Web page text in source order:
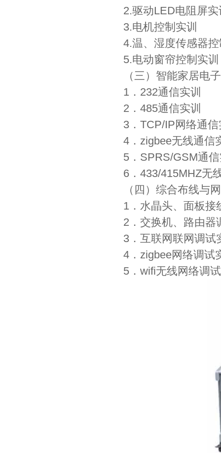
2.驱动LED电阻屏实
3.电机控制实训
4.温、湿度传感器
5.电动窗帘控制实训
（三）智能家居电
1．232通信实训
2．485通信实训
3．TCP/IP网络通
4．zigbee无线通信
5．SPRS/GSM通
6．433/415MHZ无
（四）综合布线与
1．水晶头、面板接
2．交换机、路由器
3．互联网联网调试
4．zigbee网络调试
5．wifi无线网络调